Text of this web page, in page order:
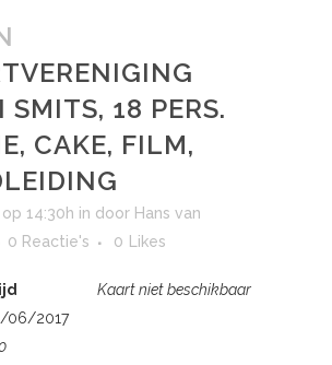
SMITS, 18 PERS.
CAKE, FILM,
14:30h in door Hans van
0 Reactie's 0 Likes
Kaart niet beschikbaar
06/2017